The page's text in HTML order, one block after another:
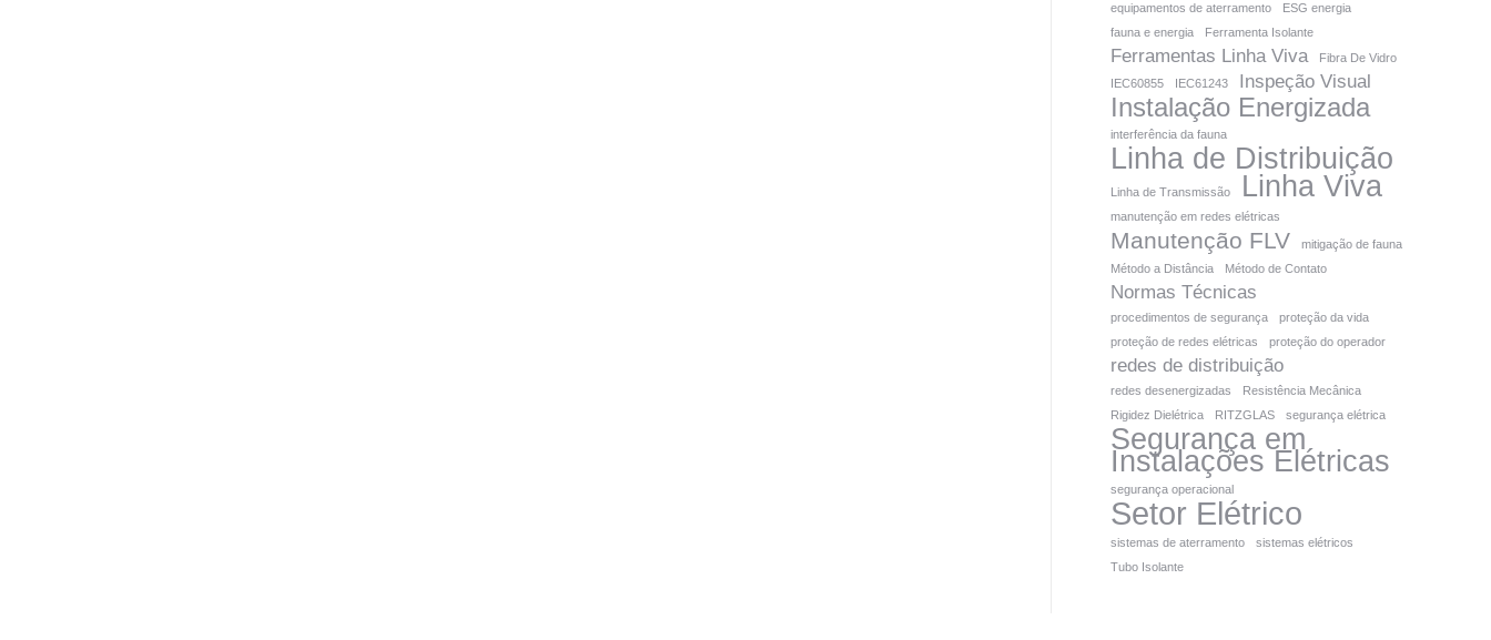
equipamentos de aterramento
ESG energia
fauna e energia
Ferramenta Isolante
Ferramentas Linha Viva
Fibra De Vidro
IEC60855
IEC61243 Inspeção Visual
Instalação Energizada
interferência da fauna
Linha de Distribuição
Linha de Transmissão Linha Viva
manutenção em redes elétricas
Manutenção FLV
mitigação de fauna
Método a Distância
Método de Contato
Normas Técnicas
procedimentos de segurança
proteção da vida
proteção de redes elétricas
proteção do operador
redes de distribuição
redes desenergizadas
Resistência Mecânica
Rigidez Dielétrica
RITZGLAS segurança elétrica
Segurança em
Instalações Elétricas
segurança operacional
Setor Elétrico
sistemas de aterramento
sistemas elétricos
Tubo Isolante